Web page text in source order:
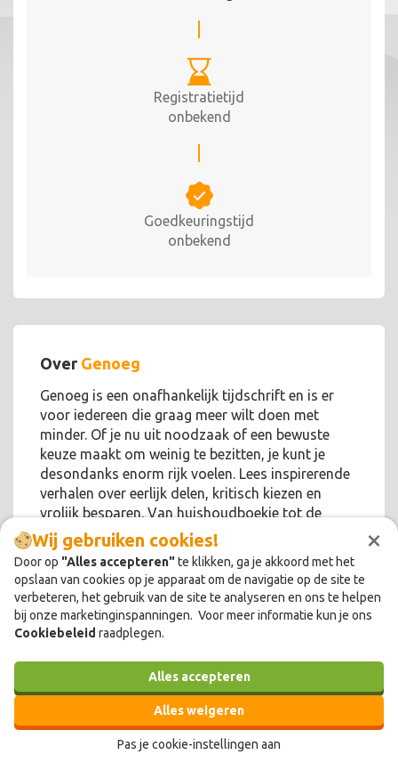
×
Wij gebruiken cookies!
Door op "Alles accepteren"te klikken, ga je akkoord met het
opslaan van cookies op je apparaat om de navigatie op de site te
verbeteren, het gebruik van de site te analyseren en ons te helpen
bij onze marketinginspanningen. Voor meer informatie kun je ons
Cookiebeleid raadplegen.
Alles accepteren
Alles weigeren
Pas je cookie-instellingen aan
Registratietijd
onbekend
Goedkeuringstijd
onbekend
Over Genoeg
Genoeg is een onafhankelijk tijdschrift en is er
voor iedereen die graag meer wilt doen met
minder. Of je nu uit noodzaak of een bewuste
keuze maakt om weinig te bezitten, je kunt je
desondanks enorm rijk voelen. Lees inspirerende
verhalen over eerlijk delen, kritisch kiezen en
vrolijk besparen. Van huishoudboekje tot de
economie als geheel!